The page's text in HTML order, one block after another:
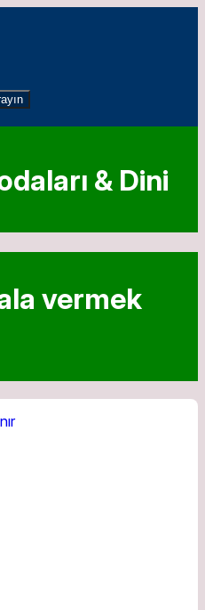
& Dini
vermek